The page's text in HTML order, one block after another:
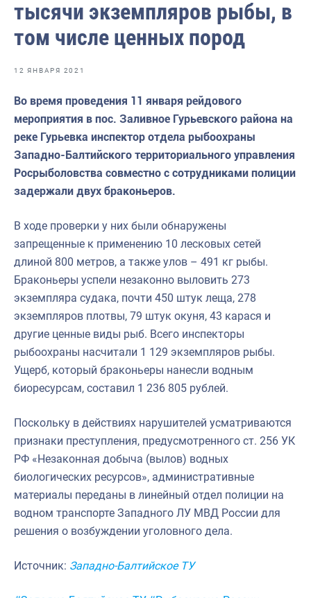
Волго-Каспийское
Восточно-Сибирское
Московско-Окское
Нижнеобское
Охотское
Приморское
Сахалино-Курильское
Северо-Восточное
Северо-Кавказское
Североморское
тысячи экземпляров рыбы, в
том числе ценных пород
12 ЯНВАРЯ 2021
Во время проведения 11 января рейдового
мероприятия в пос. Заливное Гурьевского района на
реке Гурьевка инспектор отдела рыбоохраны
Западно-Балтийского территориального управления
Росрыболовства совместно с сотрудниками полиции
задержали двух браконьеров.
В ходе проверки у них были обнаружены
запрещенные к применению 10 лесковых сетей
длиной 800 метров, а также улов – 491 кг рыбы.
Браконьеры успели незаконно выловить 273
экземпляра судака, почти 450 штук леща, 278
экземпляров плотвы, 79 штук окуня, 43 карася и
другие ценные виды рыб. Всего инспекторы
рыбоохраны насчитали 1 129 экземпляров рыбы.
Ущерб, который браконьеры нанесли водным
биоресурсам, составил 1 236 805 рублей.
Поскольку в действиях нарушителей усматриваются
признаки преступления, предусмотренного ст. 256 УК
РФ «Незаконная добыча (вылов) водных
биологических ресурсов», административные
материалы переданы в линейный отдел полиции на
водном транспорте Западного ЛУ МВД России для
решения о возбуждении уголовного дела.
Источник: Западно-Балтийское ТУ